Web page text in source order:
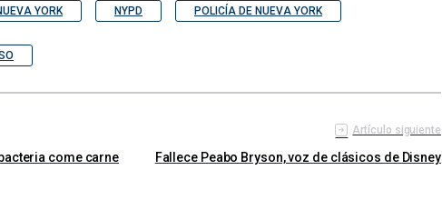
YORK NYPD POLICÍA DE NUEVA YORK
come carne
Artículo siguiente
Fallece Peabo Bryson, voz de clásicos de Disney